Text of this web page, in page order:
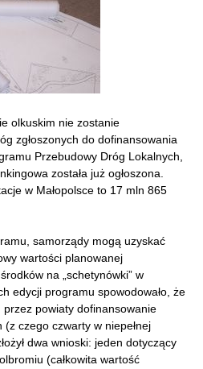
olkuskim nie zostanie
zgłoszonych do dofinansowania
Przebudowy Dróg Lokalnych,
została już ogłoszona.
w Małopolsce to 17 mln 865
samorządy mogą uzyskać
wartości planowanej
na „schetynówki” w
edycji programu spowodowało, że
przez powiaty dofinansowanie
czego czwarty w niepełnej
dwa wnioski: jeden dotyczący
(całkowita wartość